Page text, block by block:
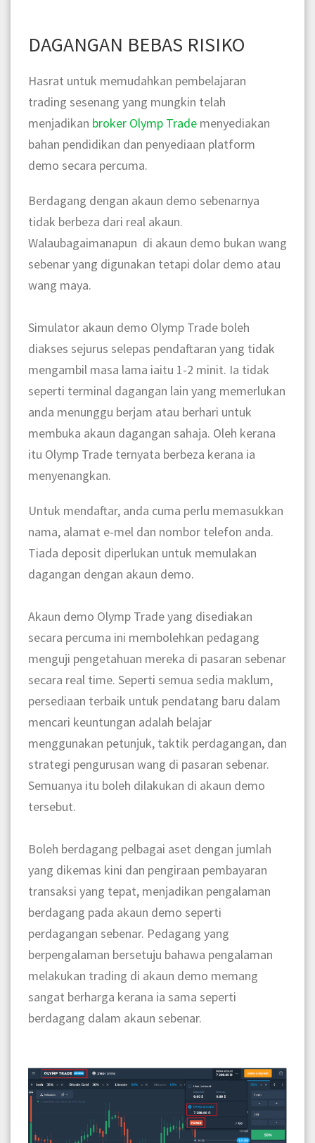
DAGANGAN BEBAS RISIKO
Hasrat untuk memudahkan pembelajaran
trading sesenang yang mungkin telah
menjadikan broker Olymp Trade menyediakan
bahan pendidikan dan penyediaan platform
demo secara percuma.
Berdagang dengan akaun demo sebenarnya
tidak berbeza dari real akaun.
Walaubagaimanapun di akaun demo bukan wang
sebenar yang digunakan tetapi dolar demo atau
wang maya.
Simulator akaun demo Olymp Trade boleh
diakses sejurus selepas pendaftaran yang tidak
mengambil masa lama iaitu 1-2 minit. Ia tidak
seperti terminal dagangan lain yang memerlukan
anda menunggu berjam atau berhari untuk
membuka akaun dagangan sahaja. Oleh kerana
itu Olymp Trade ternyata berbeza kerana ia
menyenangkan.
Untuk mendaftar, anda cuma perlu memasukkan
nama, alamat e-mel dan nombor telefon anda.
Tiada deposit diperlukan untuk memulakan
dagangan dengan akaun demo.
Akaun demo Olymp Trade yang disediakan
secara percuma ini membolehkan pedagang
menguji pengetahuan mereka di pasaran sebenar
secara real time. Seperti semua sedia maklum,
persediaan terbaik untuk pendatang baru dalam
mencari keuntungan adalah belajar
menggunakan petunjuk, taktik perdagangan, dan
strategi pengurusan wang di pasaran sebenar.
Semuanya itu boleh dilakukan di akaun demo
tersebut.
Boleh berdagang pelbagai aset dengan jumlah
yang dikemas kini dan pengiraan pembayaran
transaksi yang tepat, menjadikan pengalaman
berdagang pada akaun demo seperti
perdagangan sebenar. Pedagang yang
berpengalaman bersetuju bahawa pengalaman
melakukan trading di akaun demo memang
sangat berharga kerana ia sama seperti
berdagang dalam akaun sebenar.